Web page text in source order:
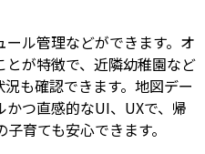
ル管理などができます。オ
が特徴で、近隣幼稚園など
も確認できます。地図デー
つ直感的なUI、UXで、帰
育ても安心できます。